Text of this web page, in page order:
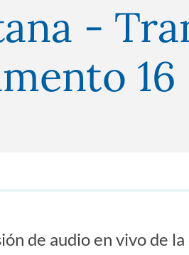
-
16
de audio en vivo de